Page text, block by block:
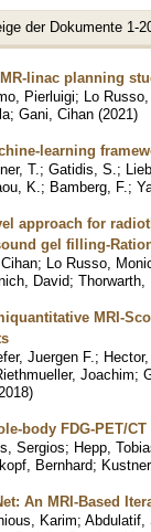
der Dokumente 1-
MR-linac planning
Pierluigi; Lo
; Gani, Cihan (2021)
learning
T. ; Gatidis, S. ;
K. ; Bamberg, F. ;
approach for
gel filling-
; Lo Russo,
David; Thorwarth,
MRI-
Juergen F. ;
Joachim;
2018)
body FDG-PET/
Sergios; Hepp,
Bernhard;
An MRI-Based
Karim; Abdulatif,